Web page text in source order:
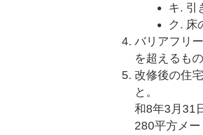
キ. 引
ク. 床
バリアフリ
を超えるも
改修後の住
和8年3月31
280平方メー